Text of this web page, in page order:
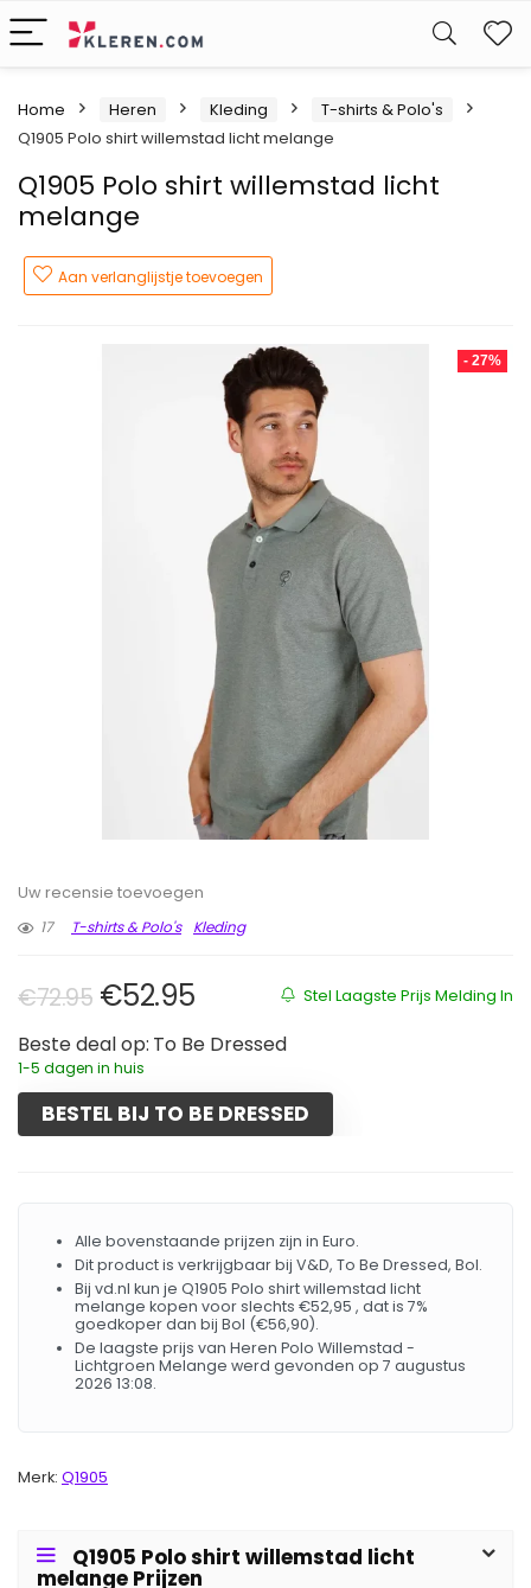
Home Heren Kleding
T-shirts & Polo's
Q1905 Polo shirt willemstad licht melange
Q1905 Polo shirt willemstad licht
melange
Aan verlanglijstje toevoegen
- 27%
Uw recensie toevoegen
17
T-shirts & Polo's Kleding
Stel Laagste Prijs Melding In
€72.95 Oorspronkelijke prijs was:
€52.95Huidige prijs is: €52.95.
Beste deal op: To Be Dressed
1-5 dagen in huis
BESTEL BIJ TO BE DRESSED
Alle bovenstaande prijzen zijn in Euro.
Dit product is verkrijgbaar bij V&D, To Be Dressed, Bol.
Bij vd.nl kun je Q1905 Polo shirt willemstad licht
melange kopen voor slechts €52,95 , dat is 7%
goedkoper dan bij Bol (€56,90).
De laagste prijs van Heren Polo Willemstad -
Lichtgroen Melange werd gevonden op 7 augustus
2026 13:08.
Merk: Q1905
Q1905 Polo shirt willemstad licht
melange Prijzen